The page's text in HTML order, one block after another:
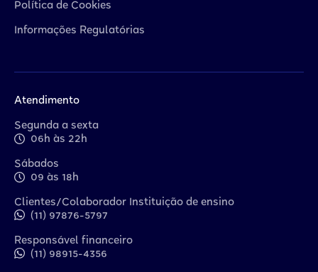
Política de Cookies
Informações Regulatórias
Atendimento
Segunda a sexta
06h às 22h
Sábados
09 às 18h
Clientes/Colaborador Instituição de ensino
(11) 97876-5797
Responsável financeiro
(11) 98915-4356